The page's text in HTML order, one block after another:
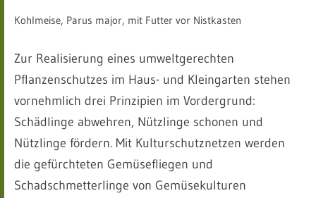
Kohlmeise, Parus major, mit Futter vor Nistkasten
Zur Realisierung eines umweltgerechten
Pflanzenschutzes im Haus- und Kleingarten stehen
vornehmlich drei Prinzipien im Vordergrund:
Schädlinge abwehren, Nützlinge schonen und
Nützlinge fördern. Mit Kulturschutznetzen werden
die gefürchteten Gemüsefliegen und
Schadschmetterlinge von Gemüsekulturen